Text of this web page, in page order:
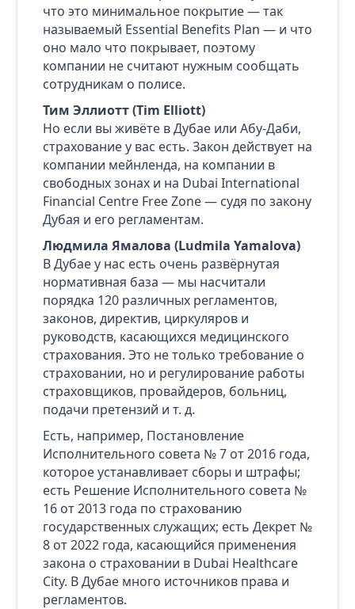
что это минимальное покрытие — так
называемый Essential Benefits Plan — и что
оно мало что покрывает, поэтому
компании не считают нужным сообщать
сотрудникам о полисе.
Тим Эллиотт (Tim Elliott)
Но если вы живёте в Дубае или Абу‑Даби,
страхование у вас есть. Закон действует на
компании мейнленда, на компании в
свободных зонах и на Dubai International
Financial Centre Free Zone — судя по закону
Дубая и его регламентам.
Людмила Ямалова (Ludmila Yamalova)
В Дубае у нас есть очень развёрнутая
нормативная база — мы насчитали
порядка 120 различных регламентов,
законов, директив, циркуляров и
руководств, касающихся медицинского
страхования. Это не только требование о
страховании, но и регулирование работы
страховщиков, провайдеров, больниц,
подачи претензий и т. д.
Есть, например, Постановление
Исполнительного совета № 7 от 2016 года,
которое устанавливает сборы и штрафы;
есть Решение Исполнительного совета №
16 от 2013 года по страхованию
государственных служащих; есть Декрет №
8 от 2022 года, касающийся применения
закона о страховании в Dubai Healthcare
City. В Дубае много источников права и
регламентов.